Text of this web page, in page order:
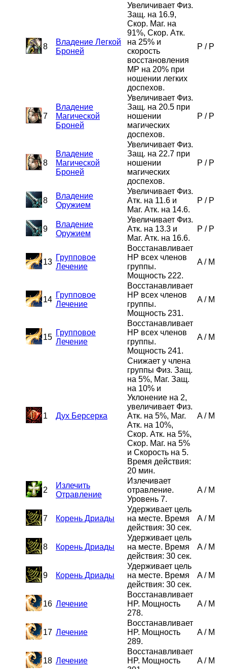
8
Владение Легкой
Броней
Увеличивает Физ.
Защ. на 16.9,
Скор. Маг. на
91%, Скор. Атк.
на 25% и
скорость
восстановления
MP на 20% при
ношении легких
доспехов.
P / P
7
Владение
Магической
Броней
Увеличивает Физ.
Защ. на 20.5 при
ношении
магических
доспехов.
P / P
8
Владение
Магической
Броней
Увеличивает Физ.
Защ. на 22.7 при
ношении
магических
доспехов.
P / P
8
Владение
Оружием
Увеличивает Физ.
Атк. на 11.6 и
Маг. Атк. на 14.6.
P / P
9
Владение
Оружием
Увеличивает Физ.
Атк. на 13.3 и
Маг. Атк. на 16.6.
P / P
13
Групповое
Лечение
Восстанавливает
HP всех членов
группы.
Мощность 222.
A/ M
14
Групповое
Лечение
Восстанавливает
HP всех членов
группы.
Мощность 231.
A/ M
15
Групповое
Лечение
Восстанавливает
HP всех членов
группы.
Мощность 241.
A/ M
1 Дух Берсерка
Снижает у члена
группы Физ. Защ.
на 5%, Маг. Защ.
на 10% и
Уклонение на 2,
увеличивает Физ.
Атк. на 5%, Маг.
Атк. на 10%,
Скор. Атк. на 5%,
Скор. Маг. на 5%
и Скорость на 5.
Время действия:
20 мин.
A/ M
2
Излечить
Отравление
Излечивает
отравление.
Уровень 7.
A/ M
7 Корень Дриады
Удерживает цель
на месте. Время
действия: 30 сек.
A/ M
8 Корень Дриады
Удерживает цель
на месте. Время
действия: 30 сек.
A/ M
9 Корень Дриады
Удерживает цель
на месте. Время
действия: 30 сек.
A/ M
16 Лечение
Восстанавливает
HP. Мощность
278.
A/ M
17 Лечение
Восстанавливает
HP. Мощность
289.
A/ M
18 Лечение
Восстанавливает
HP. Мощность
A/ M